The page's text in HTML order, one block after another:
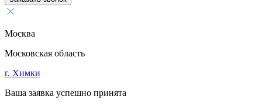
Москва
Московская область
г. Химки
Ваша заявка успешно принята